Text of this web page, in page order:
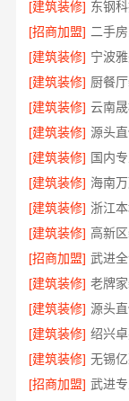
[建筑装修]
[招商加盟] 二手
[建筑装修]
[建筑装修]
[建筑装修]
[建筑装修] 源头
[建筑装修]
[建筑装修]
[建筑装修]
[建筑装修] 高新
[招商加盟]
[建筑装修]
[建筑装修] 源头
[建筑装修]
[建筑装修] 无锡
[招商加盟]